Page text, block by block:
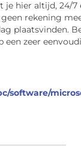
je hier altijd, 24/
rekening
plaatsvinden.
een zeer
software/